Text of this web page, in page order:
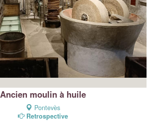
Ancien moulin à huile
Pontevès
Retrospective